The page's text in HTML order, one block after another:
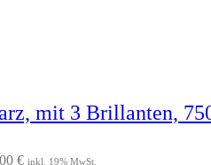
mit 3 Brillanten,
€ inkl. 19% MwSt.